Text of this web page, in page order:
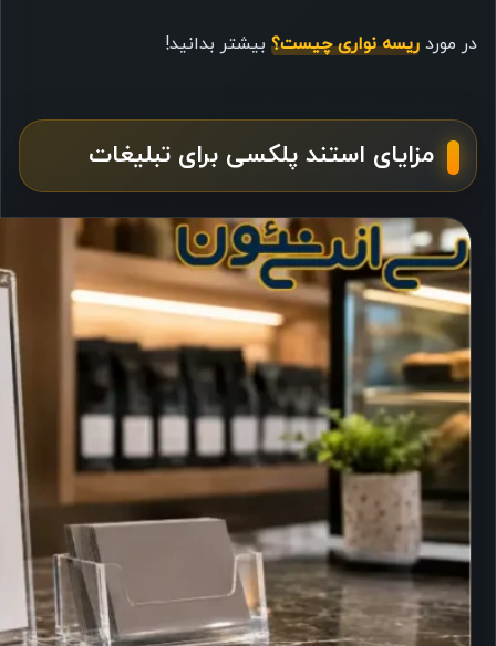
در مورد ریسه نواری چیست؟ بیشتر بدانید!
مزایای استند پلکسی برای تبلیغات